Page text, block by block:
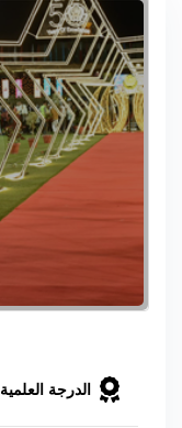
الدرجة العلمية